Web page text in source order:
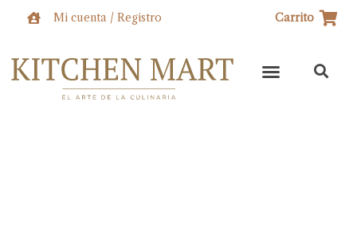
Mi cuenta / Registro Carrito